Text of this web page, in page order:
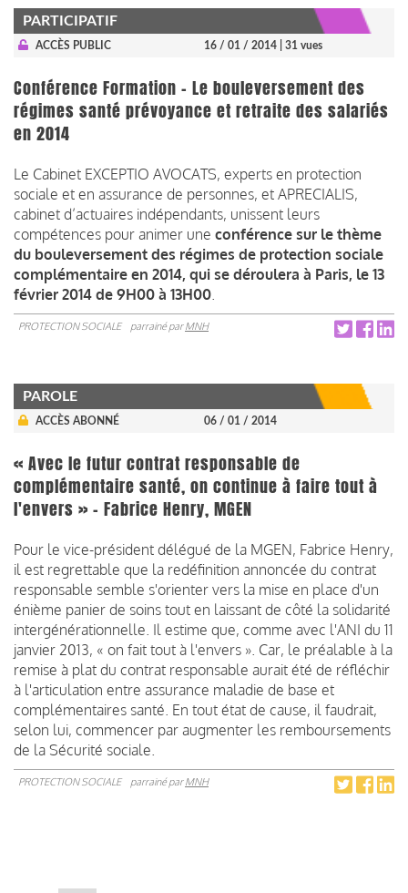
PARTICIPATIF
ACCÈS PUBLIC 16 / 01 / 2014 | 31 vues
Conférence Formation - Le bouleversement des
régimes santé prévoyance et retraite des salariés
en 2014
Le Cabinet EXCEPTIO AVOCATS, experts en protection
sociale et en assurance de personnes, et APRECIALIS,
cabinet d’actuaires indépendants, unissent leurs
compétences pour animer une conférence sur le thème
du bouleversement des régimes de protection sociale
complémentaire en 2014, qui se déroulera à Paris, le 13
février 2014 de 9H00 à 13H00
PROTECTION SOCIALE parrainé parMNH
PAROLE
ACCÈS ABONNÉ 06 / 01 / 2014
« Avec le futur contrat responsable de
complémentaire santé, on continue à faire tout à
l'envers » - Fabrice Henry, MGEN
Pour le vice-président délégué de la MGEN, Fabrice Henry,
il est regrettable que la redéfinition annoncée du contrat
responsable semble s'orienter vers la mise en place d'un
énième panier de soins tout en laissant de côté la solidarité
intergénérationnelle. Il estime que, comme avec l'ANI du 11
janvier 2013, « on fait tout à l'envers ». Car, le préalable à la
remise à plat du contrat responsable aurait été de réfléchir
à l'articulation entre assurance maladie de base et
complémentaires santé. En tout état de cause, il faudrait,
selon lui, commencer par augmenter les remboursements
de la Sécurité sociale.
PROTECTION SOCIALE parrainé parMNH